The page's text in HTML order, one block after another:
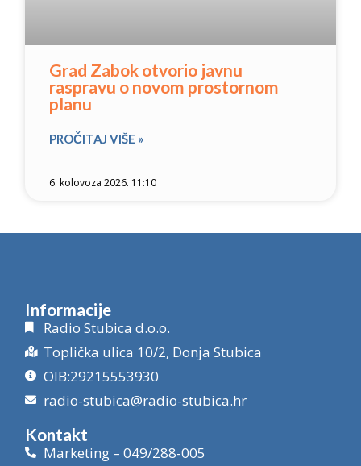
Grad Zabok otvorio javnu
raspravu o novom prostornom
planu
PROČITAJ VIŠE »
6. kolovoza 2026. 11:10
Informacije
Radio Stubica d.o.o.
Toplička ulica 10/2, Donja Stubica
OIB:29215553930
radio-stubica@radio-stubica.hr
Kontakt
Marketing – 049/288-005